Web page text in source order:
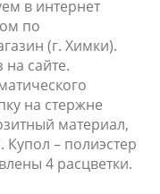
в интернет
по
(г. Химки).
сайте.
на стержне
материал,
– полиэстер
4 расцветки.